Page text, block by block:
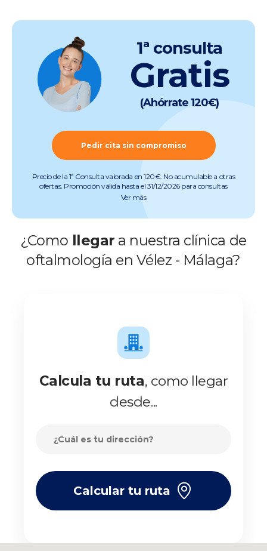
1ª consulta
Gratis
(Ahórrate 120€)
Pedir cita sin compromiso
Precio de la 1ª Consulta valorada en 120€. No acumulable a otras
ofertas. Promoción válida hasta el 31/12/2026 para consultas
preoperatorias de miopía, hipermetropía, astigmatismo, presbicia y
www.clinicabaviera.com/promociones.Registro sanitario NRS
CS2046.
Ver más
¿Como llegar a nuestra clínica de
oftalmología en Vélez - Málaga?
Calcula tu ruta, como llegar
desde...
Calcular tu ruta